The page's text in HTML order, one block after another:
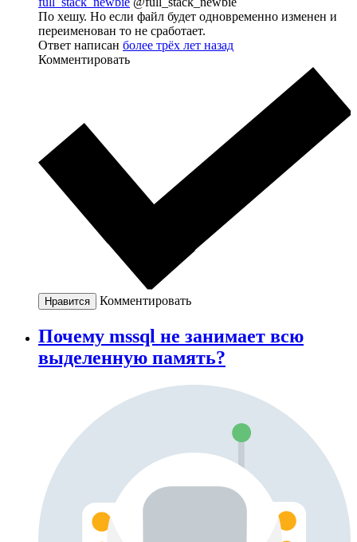
По хешу. Но если файл будет одновременно изменен и
переименован то не сработает.
Ответ написан более трёх лет назад
Комментировать
Нравится Комментировать
Почему mssql не занимает всю
выделенную память?